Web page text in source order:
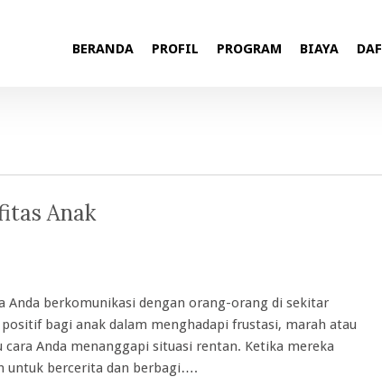
BERANDA PROFIL PROGRAM BIAYA
Anak
Anda berkomunikasi dengan orang-orang di sekitar
bagi anak dalam menghadapi frustasi, marah atau
Anda menanggapi situasi rentan. Ketika mereka
untuk bercerita dan berbagi….